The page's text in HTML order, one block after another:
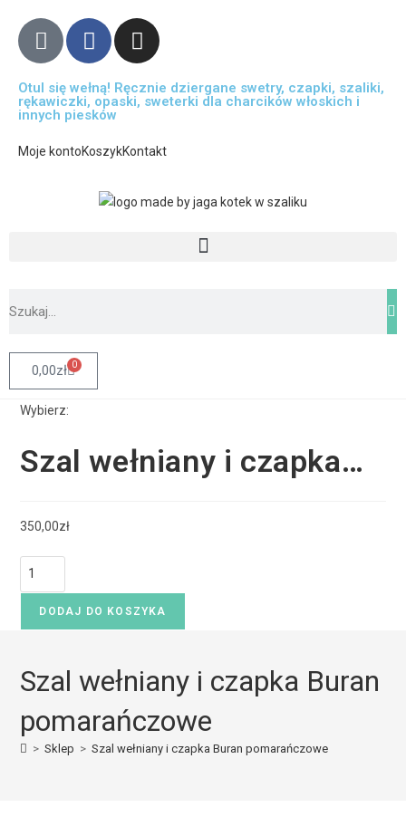
Otul się wełną! Ręcznie dziergane swetry, czapki, szaliki,
rękawiczki, opaski, sweterki dla charcików włoskich i
innych piesków
Moje kontoKoszykKontakt
0,00zł 0
Wybierz:
Szal wełniany i czapka…
350,00zł
DODAJ DO KOSZYKA
Szal wełniany i czapka Buran
pomarańczowe
> Sklep > Szal wełniany i czapka Buran pomarańczowe